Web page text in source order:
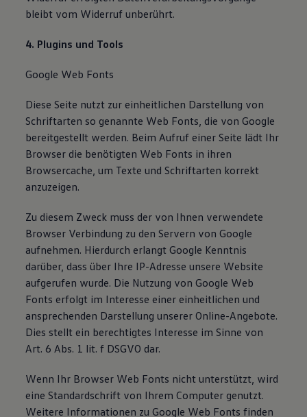
bleibt vom Widerruf unberührt.
4. Plugins und Tools
Google Web Fonts
Diese Seite nutzt zur einheitlichen Darstellung von
Schriftarten so genannte Web Fonts, die von Google
bereitgestellt werden. Beim Aufruf einer Seite lädt Ihr
Browser die benötigten Web Fonts in ihren
Browsercache, um Texte und Schriftarten korrekt
anzuzeigen.
Zu diesem Zweck muss der von Ihnen verwendete
Browser Verbindung zu den Servern von Google
aufnehmen. Hierdurch erlangt Google Kenntnis
darüber, dass über Ihre IP-Adresse unsere Website
aufgerufen wurde. Die Nutzung von Google Web
Fonts erfolgt im Interesse einer einheitlichen und
ansprechenden Darstellung unserer Online-Angebote.
Dies stellt ein berechtigtes Interesse im Sinne von
Art. 6 Abs. 1 lit. f DSGVO dar.
Wenn Ihr Browser Web Fonts nicht unterstützt, wird
eine Standardschrift von Ihrem Computer genutzt.
Weitere Informationen zu Google Web Fonts finden